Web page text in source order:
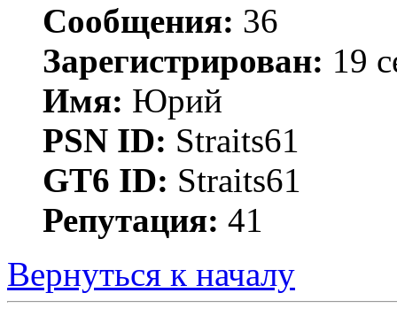
Сообщения: 36
Зарегистрирован: 19
Имя: Юрий
PSN ID: Straits61
GT6 ID: Straits61
Репутация: 41
Вернуться к началу